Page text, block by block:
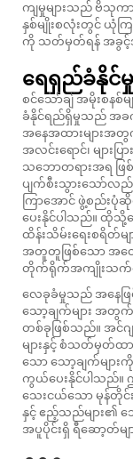
ကျမှုများသည် ဗိသုက
နှစ်မျိုးစလုံးတွင် ယုံကြ
ကို သတ်မှတ်ရန် အခွင့်အ
ရေရှည်ခံနိုင်
စင်သော်ချ် အမိုးစနစ်
ခံနိုင်ရည်ရှိမှုသည် အခက်
အနေအထားများအတွ
အလင်းရောင်၊ များပ
သဘောတရားအရ ဖြစ်
ပျက်စီးသွားသော်လည်
ကြာအောင် ဖွဲ့စည်းပုံ
ပေးနိုင်ပါသည်။ ထို
ထိန်းသိမ်းရေးစရိတ်မ
အတူတူဖြစ်သော အတွေ့အ
တိုက်ရိုက်အကျိုးသက်ရ
လေခုခံမှုသည် အနေဖြ
သော့ချက်များ အတွ
တစ်ခုဖြစ်သည်။ အင်ဂ
များနှင့် စံသတ်မှတ်ထ
သော သော့ချက်များကို
ကွယ်ပေးနိုင်ပါသည်။
သေးငယ်သော မုန်တိုင်
နှင့် ဧည့်သည်များ၏ ဘ
အပူပိုင်းရှိ ရီဆော့တ်မ